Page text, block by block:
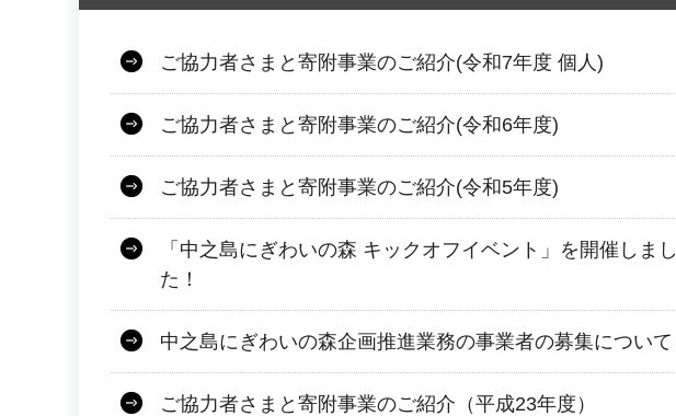
ご協力者さまと寄附事業のご紹介(令和7年度 個人)
ご協力者さまと寄附事業のご紹介(令和6年度)
ご協力者さまと寄附事業のご紹介(令和5年度)
「中之島にぎわいの森 キックオフイベント」を開催しまし
た！
中之島にぎわいの森企画推進業務の事業者の募集について
ご協力者さまと寄附事業のご紹介（平成23年度）